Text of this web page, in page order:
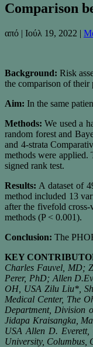
Comparison
από | Ιούλ 19, 2022 |
Background: Risk
the comparison of their
Aim: In the same
Methods: We used a
random forest and
and 4-strata
methods were applied.
signed rank test.
Results: A dataset of
method included 13
after the fivefold
methods (P < 0.001).
Conclusion: The
KEY
Charles Fauvel, MD;
Perer, PhD; Allen
OH, USA Zilu Liu*,
Medical Center, The
Department, Division
Jidapa Kraisangka,
USA Allen D.
University, Columbus,